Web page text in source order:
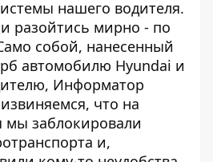
нашего водителя.
разойтись мирно - по
собой, нанесенный
автомобилю Hyundai и
Информатор
что на
мы заблокировали
и,